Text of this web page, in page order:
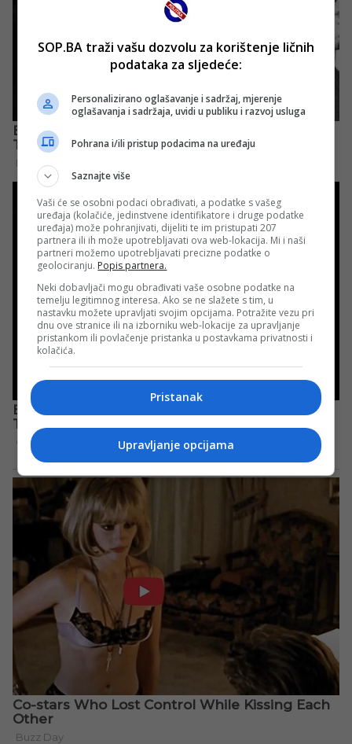
SOP.BA traži vašu dozvolu za korištenje ličnih
podataka za sljedeće:
Personalizirano oglašavanje i sadržaj, mjerenje
oglašavanja i sadržaja, uvidi u publiku i razvoj usluga
Pohrana i/ili pristup podacima na uređaju
Saznajte više
Vaši će se osobni podaci obrađivati, a podatke s vašeg
uređaja (kolačiće, jedinstvene identifikatore i druge podatke
uređaja) može pohranjivati, dijeliti te im pristupati 207
partnera ili ih može upotrebljavati ova web-lokacija. Mi i naši
partneri možemo upotrebljavati precizne podatke o
geolociranju. Popis partnera.
Neki dobavljači mogu obrađivati vaše osobne podatke na
temelju legitimnog interesa. Ako se ne slažete s tim, u
nastavku možete upravljati svojim opcijama. Potražite vezu pri
dnu ove stranice ili na izborniku web-lokacije za upravljanje
pristankom ili povlačenje pristanka u postavkama privatnosti i
kolačića.
Pristanak
Upravljanje opcijama